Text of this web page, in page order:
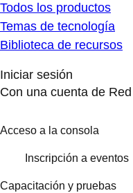
Todos los productos
Temas de tecnología
Biblioteca de recursos
Iniciar sesión
Con una cuenta de
Acceso a la consola
Inscripción a eventos
Capacitación y pruebas